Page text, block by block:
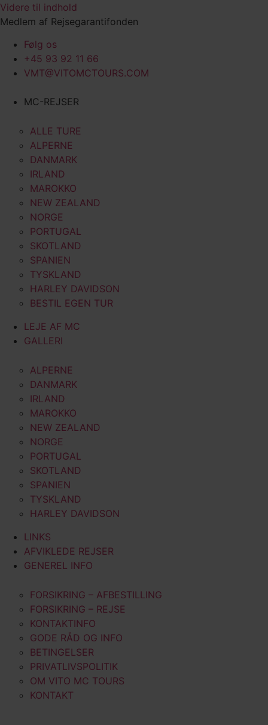
Videre til indhold
Medlem af Rejsegarantifonden
Følg os
+45 93 92 11 66
VMT@VITOMCTOURS.COM
MC-REJSER
ALLE TURE
ALPERNE
DANMARK
IRLAND
MAROKKO
NEW ZEALAND
NORGE
PORTUGAL
SKOTLAND
SPANIEN
TYSKLAND
HARLEY DAVIDSON
BESTIL EGEN TUR
LEJE AF MC
GALLERI
ALPERNE
DANMARK
IRLAND
MAROKKO
NEW ZEALAND
NORGE
PORTUGAL
SKOTLAND
SPANIEN
TYSKLAND
HARLEY DAVIDSON
LINKS
AFVIKLEDE REJSER
GENEREL INFO
FORSIKRING – AFBESTILLING
FORSIKRING – REJSE
KONTAKTINFO
GODE RÅD OG INFO
BETINGELSER
PRIVATLIVSPOLITIK
OM VITO MC TOURS
KONTAKT